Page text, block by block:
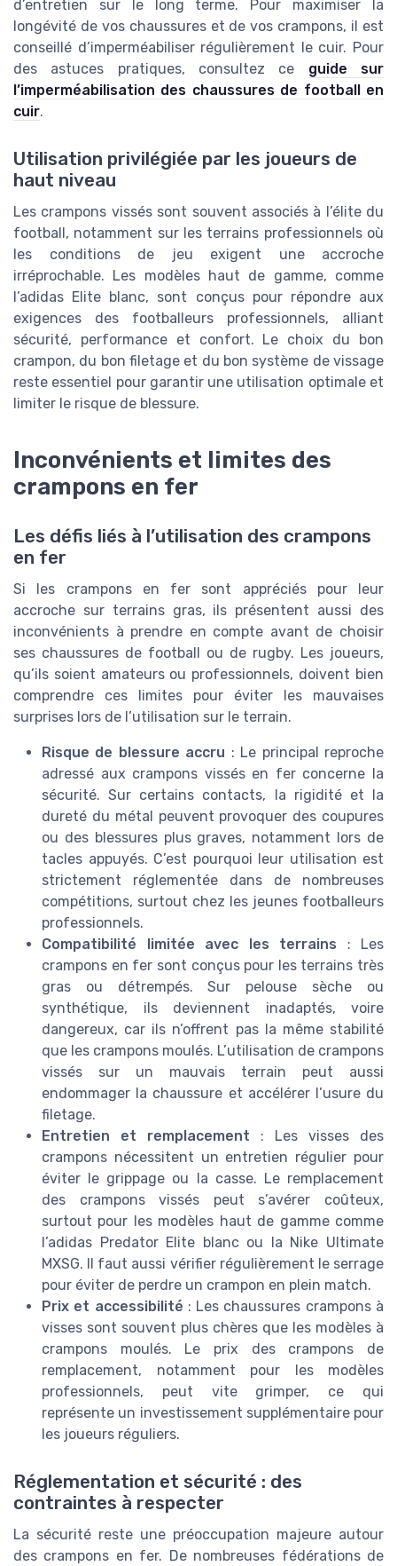
d’entretien sur le long terme. Pour maximiser la
longévité de vos chaussures et de vos crampons, il est
conseillé d’imperméabiliser régulièrement le cuir. Pour
des astuces pratiques, consultez ce guide sur
l’imperméabilisation des chaussures de football en
cuir.
Utilisation privilégiée par les joueurs de
haut niveau
Les crampons vissés sont souvent associés à l’élite du
football, notamment sur les terrains professionnels où
les conditions de jeu exigent une accroche
irréprochable. Les modèles haut de gamme, comme
l’adidas Elite blanc, sont conçus pour répondre aux
exigences des footballeurs professionnels, alliant
sécurité, performance et confort. Le choix du bon
crampon, du bon filetage et du bon système de vissage
reste essentiel pour garantir une utilisation optimale et
limiter le risque de blessure.
Inconvénients et limites des
crampons en fer
Les défis liés à l’utilisation des crampons
en fer
Si les crampons en fer sont appréciés pour leur
accroche sur terrains gras, ils présentent aussi des
inconvénients à prendre en compte avant de choisir
ses chaussures de football ou de rugby. Les joueurs,
qu’ils soient amateurs ou professionnels, doivent bien
comprendre ces limites pour éviter les mauvaises
surprises lors de l’utilisation sur le terrain.
Risque de blessure accru : Le principal reproche
adressé aux crampons vissés en fer concerne la
sécurité. Sur certains contacts, la rigidité et la
dureté du métal peuvent provoquer des coupures
ou des blessures plus graves, notamment lors de
tacles appuyés. C’est pourquoi leur utilisation est
strictement réglementée dans de nombreuses
compétitions, surtout chez les jeunes footballeurs
professionnels.
Compatibilité limitée avec les terrains : Les
crampons en fer sont conçus pour les terrains très
gras ou détrempés. Sur pelouse sèche ou
synthétique, ils deviennent inadaptés, voire
dangereux, car ils n’offrent pas la même stabilité
que les crampons moulés. L’utilisation de crampons
vissés sur un mauvais terrain peut aussi
endommager la chaussure et accélérer l’usure du
filetage.
Entretien et remplacement : Les visses des
crampons nécessitent un entretien régulier pour
éviter le grippage ou la casse. Le remplacement
des crampons vissés peut s’avérer coûteux,
surtout pour les modèles haut de gamme comme
l’adidas Predator Elite blanc ou la Nike Ultimate
MXSG. Il faut aussi vérifier régulièrement le serrage
pour éviter de perdre un crampon en plein match.
Prix et accessibilité : Les chaussures crampons à
visses sont souvent plus chères que les modèles à
crampons moulés. Le prix des crampons de
remplacement, notamment pour les modèles
professionnels, peut vite grimper, ce qui
représente un investissement supplémentaire pour
les joueurs réguliers.
Réglementation et sécurité : des
contraintes à respecter
La sécurité reste une préoccupation majeure autour
des crampons en fer. De nombreuses fédérations de